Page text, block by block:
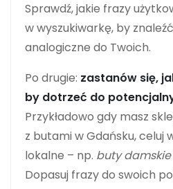
Sprawdź, jakie frazy
w wyszukiwarkę, by
analogiczne do Twoich.
Po drugie: zastanów się,
by dotrzeć do
Przykładowo gdy masz
z butami w Gdańsku, celuj
lokalne – np. buty
Dopasuj frazy do swoich